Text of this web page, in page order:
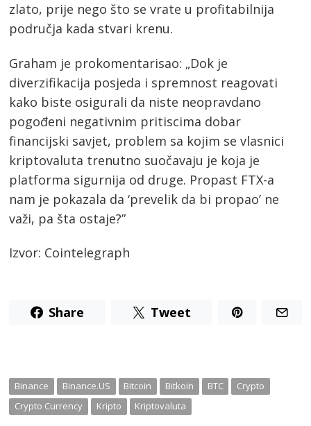
zlato, prije nego što se vrate u profitabilnija
područja kada stvari krenu.
Graham je prokomentarisao: „Dok je
diverzifikacija posjeda i spremnost reagovati
kako biste osigurali da niste neopravdano
pogođeni negativnim pritiscima dobar
financijski savjet, problem sa kojim se vlasnici
kriptovaluta trenutno suočavaju je koja je
platforma sigurnija od druge. Propast FTX-a
nam je pokazala da ‘prevelik da bi propao’ ne
važi, pa šta ostaje?”
Izvor: Cointelegraph
Share Tweet
Binance Binance.US Bitcoin Bitkoin BTC
Crypto
Crypto Currency
Kripto Kriptovaluta